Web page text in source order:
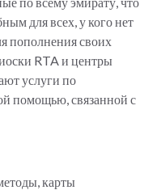
для всех, у кого нет
пополнения своих
RTA и центры
услуги по
помощью, связанной с
карты